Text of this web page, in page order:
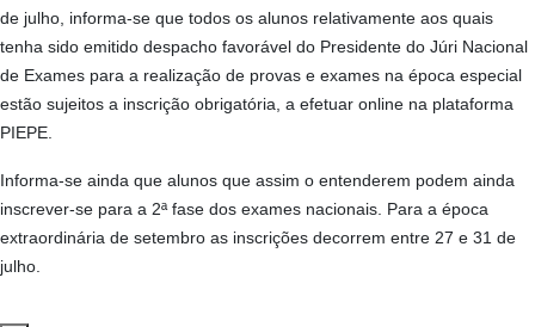
de julho, informa-se que todos os alunos relativamente aos quais
tenha sido emitido despacho favorável do Presidente do Júri Nacional
de Exames para a realização de provas e exames na época especial
estão sujeitos a inscrição obrigatória, a efetuar online na plataforma
PIEPE.
Informa-se ainda que alunos que assim o entenderem podem ainda
inscrever-se para a 2ª fase dos exames nacionais. Para a época
extraordinária de setembro as inscrições decorrem entre 27 e 31 de
julho